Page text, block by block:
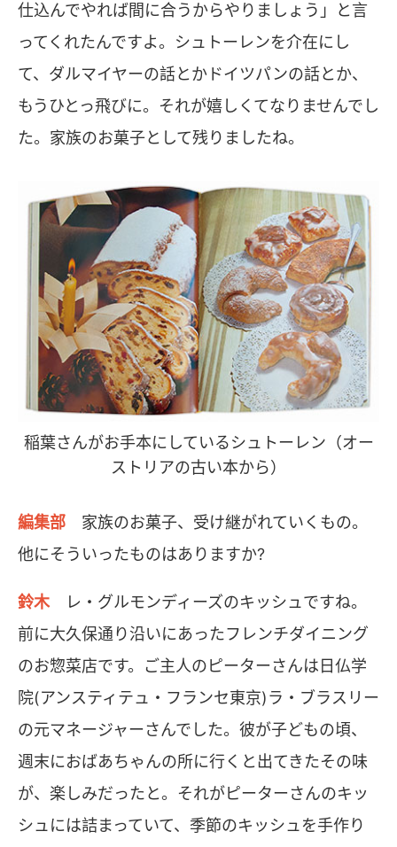
仕込んでやれば間に合うからやりましょう」と言
ってくれたんですよ。シュトーレンを介在にし
て、ダルマイヤーの話とかドイツパンの話とか、
もうひとっ飛びに。それが嬉しくてなりませんでし
た。家族のお菓子として残りましたね。
稲葉さんがお手本にしているシュトーレン（オー
ストリアの古い本から）
編集部
家族のお菓子、受け継がれていくもの。
他にそういったものはありますか?
鈴木
レ・グルモンディーズのキッシュですね。
前に大久保通り沿いにあったフレンチダイニング
のお惣菜店です。ご主人のピーターさんは日仏学
院(アンスティテュ・フランセ東京)ラ・ブラスリー
の元マネージャーさんでした。彼が子どもの頃、
週末におばあちゃんの所に行くと出てきたその味
が、楽しみだったと。それがピーターさんのキッ
シュには詰まっていて、季節のキッシュを手作り